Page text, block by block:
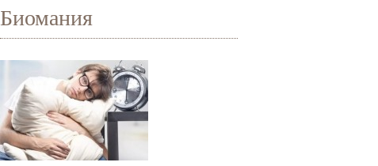
Биомания